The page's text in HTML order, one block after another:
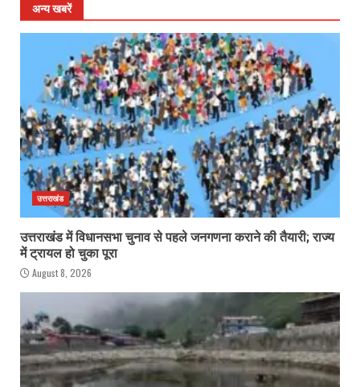
अन्य खबरें
उत्तराखंड
उत्तराखंड में विधानसभा चुनाव से पहले जनगणना कराने की तैयारी; राज्य
में ट्रायल हो चुका पूरा
August 8, 2026